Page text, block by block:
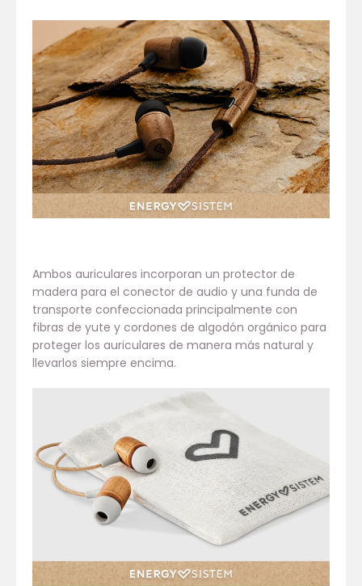
Ambos auriculares incorporan un protector de
madera para el conector de audio y una funda de
transporte confeccionada principalmente con
fibras de yute y cordones de algodón orgánico para
proteger los auriculares de manera más natural y
llevarlos siempre encima.